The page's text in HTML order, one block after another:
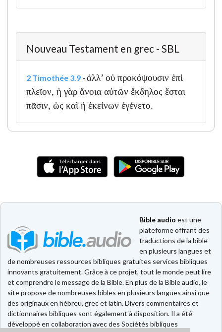
Nouveau Testament en grec - SBL
2 Timothée 3.9 - ἀλλ’ οὐ προκόψουσιν ἐπὶ
πλεῖον, ἡ γὰρ ἄνοια αὐτῶν ἔκδηλος ἔσται
πᾶσιν, ὡς καὶ ἡ ἐκείνων ἐγένετο.
Bible audio est une
plateforme offrant des
traductions de la bible
en plusieurs langues et
de nombreuses ressources bibliques gratuites services bibliques
innovants gratuitement. Grâce à ce projet, tout le monde peut lire
et comprendre le message de la Bible. En plus de la Bible audio, le
site propose de nombreuses bibles en plusieurs langues ainsi que
des originaux en hébreu, grec et latin. Divers commentaires et
dictionnaires bibliques sont également à disposition. Il a été
développé en collaboration avec des Sociétés bibliques